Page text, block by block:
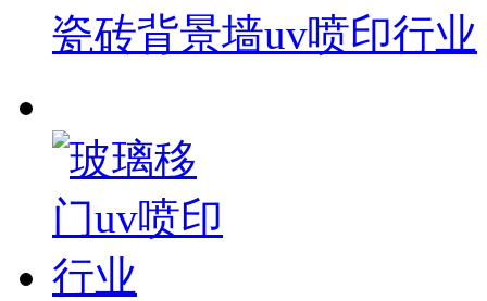
瓷砖背景墙uv喷印行业